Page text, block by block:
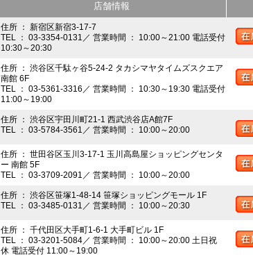
店舗情報
住所 ： 新宿区新宿3-17-7
TEL ： 03-3354-0131／ 営業時間 ： 10:00～21:00 電話受付
10:30～20:30
住所 ： 渋谷区千駄ヶ谷5-24-2 タカシマヤタイムズスクエア
南館 6F
TEL ： 03-5361-3316／ 営業時間 ： 10:30～19:30 電話受付
11:00～19:00
住所 ： 渋谷区宇田川町21-1 西武渋谷店A館7F
TEL ： 03-5784-3561／ 営業時間 ： 10:00～20:00
住所 ： 世田谷区玉川3-17-1 玉川高島屋ショッピングセンタ
ー 南館 5F
TEL ： 03-3709-2091／ 営業時間 ： 10:00～20:00
住所 ： 渋谷区笹塚1-48-14 笹塚ショッピングモール 1F
TEL ： 03-3485-0131／ 営業時間 ： 10:00～20:30
住所 ： 千代田区大手町1-6-1 大手町ビル 1F
TEL ： 03-3201-5084／ 営業時間 ： 10:00～20:00 土日祝
休 電話受付 11:00～19:00